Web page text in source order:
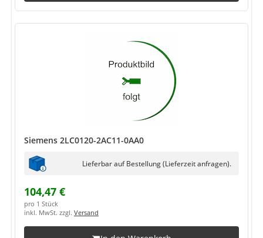
Siemens 2LC0120-2AC11-0AA0
Lieferbar auf Bestellung (Lieferzeit anfragen).
104,47 €
pro 1 Stück
inkl. MwSt. zzgl. Versand